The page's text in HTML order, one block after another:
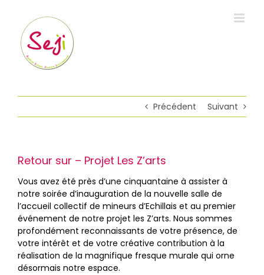
contenu
Précédent Suivant
Retour sur – Projet Les Z’arts
Vous avez été près d’une cinquantaine à assister à
notre soirée d’inauguration de la nouvelle salle de
l’accueil collectif de mineurs d’Echillais et au premier
événement de notre projet les Z’arts. Nous sommes
profondément reconnaissants de votre présence, de
votre intérêt et de votre créative contribution à la
réalisation de la magnifique fresque murale qui orne
désormais notre espace.